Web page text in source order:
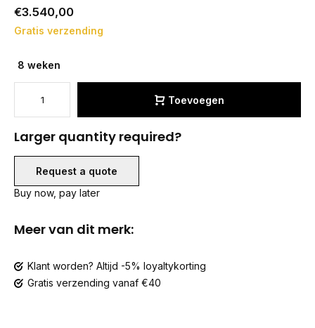
€3.540,00
Gratis verzending
8 weken
Toevoegen
Larger quantity required?
Request a quote
Buy now, pay later
Meer van dit merk:
Klant worden? Altijd -5% loyaltykorting
Gratis verzending vanaf €40